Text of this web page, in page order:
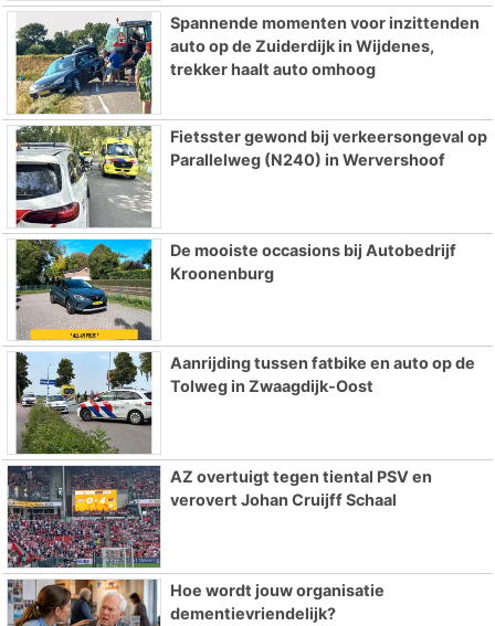
Spannende momenten voor inzittenden
auto op de Zuiderdijk in Wijdenes,
trekker haalt auto omhoog
Fietsster gewond bij verkeersongeval op
Parallelweg (N240) in Wervershoof
De mooiste occasions bij Autobedrijf
Kroonenburg
Aanrijding tussen fatbike en auto op de
Tolweg in Zwaagdijk-Oost
AZ overtuigt tegen tiental PSV en
verovert Johan Cruijff Schaal
Hoe wordt jouw organisatie
dementievriendelijk?